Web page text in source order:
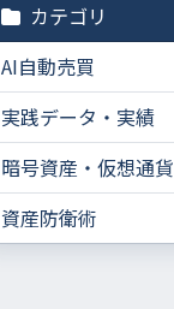
カテゴリ
AI自動売買
実践データ・実績
暗号資産・仮想通貨
資産防衛術